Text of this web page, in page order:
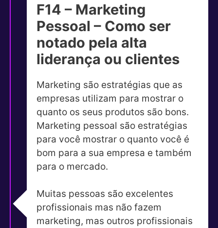
F14 – Marketing
Pessoal – Como ser
notado pela alta
liderança ou clientes
Marketing são estratégias que as
empresas utilizam para mostrar o
quanto os seus produtos são bons.
Marketing pessoal são estratégias
para você mostrar o quanto você é
bom para a sua empresa e também
para o mercado.
Muitas pessoas são excelentes
profissionais mas não fazem
marketing, mas outros profissionais